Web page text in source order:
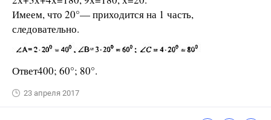
Имеем, что 20°— приходится на 1 часть,
следовательно.
Ответ400; 60°; 80°.
23 апреля 2017